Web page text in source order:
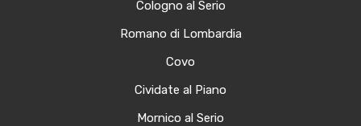
Cologno al Serio
Romano di Lombardia
Covo
Cividate al Piano
Mornico al Serio